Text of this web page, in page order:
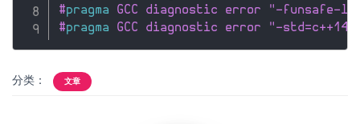
#pragma GCC diagnostic error "-funsafe-
#pragma GCC diagnostic error "-std=c++14"
分类： 文章